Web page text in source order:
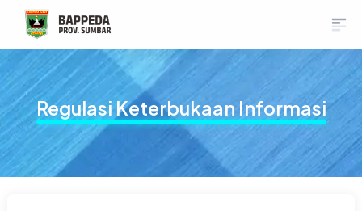
Regulasi Keterbukaan Informasi